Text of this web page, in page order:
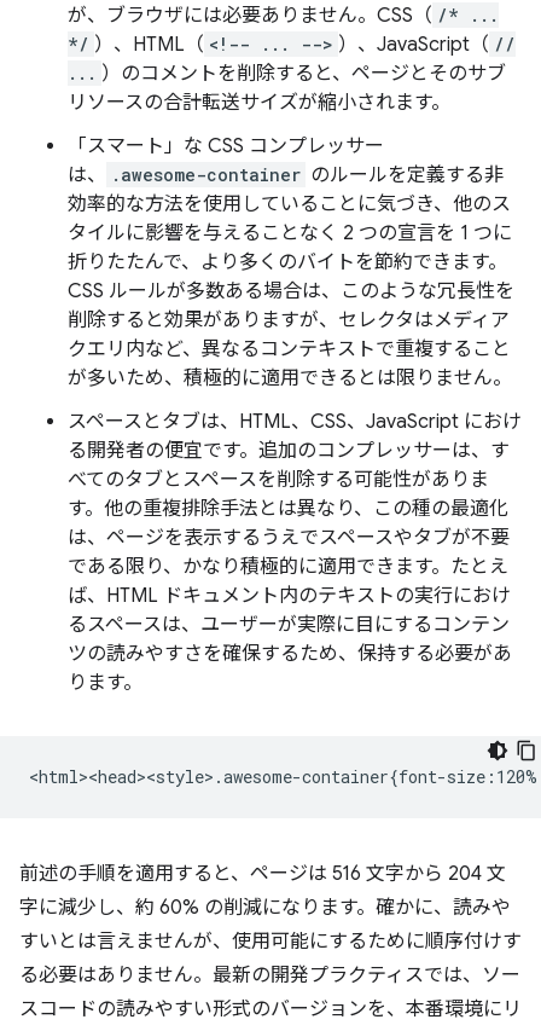
が、ブラウザには必要ありません。CSS（ /* ...
*/ ）、HTML（ <!-- ... --> ）、JavaScript（ //
... ）のコメントを削除すると、ページとそのサブ
リソースの合計転送サイズが縮小されます。
「スマート」な CSS コンプレッサー
は、
.awesome-container のルールを定義する非
効率的な方法を使用していることに気づき、他のス
タイルに影響を与えることなく 2 つの宣言を 1 つに
折りたたんで、より多くのバイトを節約できます。
CSS ルールが多数ある場合は、このような冗長性を
削除すると効果がありますが、セレクタはメディア
クエリ内など、異なるコンテキストで重複すること
が多いため、積極的に適用できるとは限りません。
スペースとタブは、HTML、CSS、JavaScript におけ
る開発者の便宜です。追加のコンプレッサーは、す
べてのタブとスペースを削除する可能性がありま
す。他の重複排除手法とは異なり、この種の最適化
は、ページを表示するうえでスペースやタブが不要
である限り、かなり積極的に適用できます。たとえ
ば、HTML ドキュメント内のテキストの実行におけ
るスペースは、ユーザーが実際に目にするコンテン
ツの読みやすさを確保するため、保持する必要があ
ります。
前述の手順を適用すると、ページは 516 文字から 204 文
字に減少し、約 60% の削減になります。確かに、読みや
すいとは言えませんが、使用可能にするために順序付けす
る必要はありません。最新の開発プラクティスでは、ソー
スコードの読みやすい形式のバージョンを、本番環境にリ